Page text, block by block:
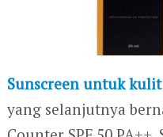
Sunscreen untuk
yang selanjutnya